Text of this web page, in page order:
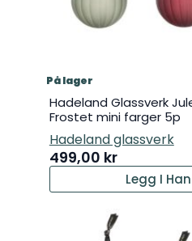
På lager
Hadeland Glassverk
Frostet mini farger 5p
Hadeland glassverk
499,00 kr
Legg I